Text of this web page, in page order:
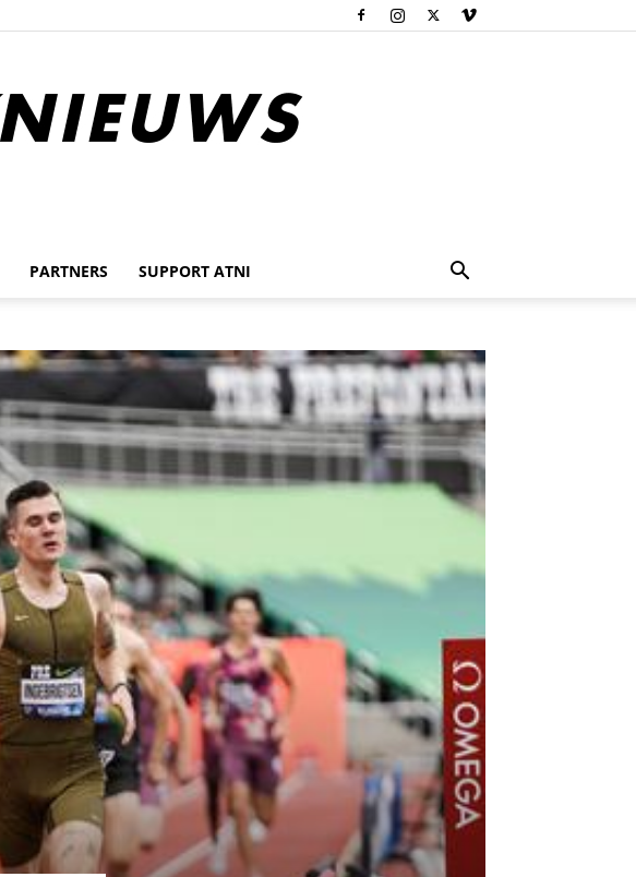
PARTNERS SUPPORT ATNI